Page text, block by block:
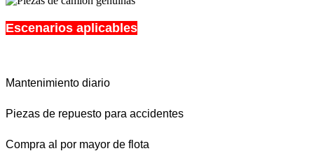
Escenarios aplicables
Mantenimiento diario
Piezas de repuesto para accidentes
Compra al por mayor de flota